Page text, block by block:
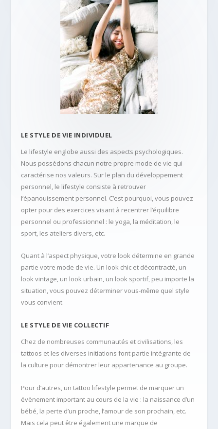
LE STYLE DE VIE INDIVIDUEL
Le lifestyle englobe aussi des aspects psychologiques.
Nous possédons chacun notre propre mode de vie qui
caractérise nos valeurs. Sur le plan du développement
personnel, le lifestyle consiste à retrouver
l’épanouissement personnel. C’est pourquoi, vous pouvez
opter pour des exercices visant à recentrer l’équilibre
personnel ou professionnel : le yoga, la méditation, le
sport, les ateliers divers, etc.
Quant à l’aspect physique, votre look détermine en grande
partie votre mode de vie. Un look chic et décontracté, un
look vintage, un look urbain, un look sportif, peu importe la
situation, vous pouvez déterminer vous-même quel style
vous convient.
LE STYLE DE VIE COLLECTIF
Chez de nombreuses communautés et civilisations, les
tattoos et les diverses initiations font partie intégrante de
la culture pour démontrer leur appartenance au groupe.
Pour d’autres, un tattoo lifestyle permet de marquer un
évènement important au cours de la vie : la naissance d’un
bébé, la perte d’un proche, l’amour de son prochain, etc.
Mais cela peut être également une marque de